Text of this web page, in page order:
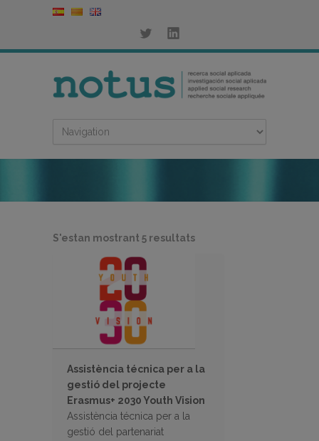
S'estan mostrant 5 resultatsOrdenat
Assistència técnica per a la
gestió del projecte
Erasmus+ 2030 Youth Vision
Assistència técnica per a la
gestió del partenariat